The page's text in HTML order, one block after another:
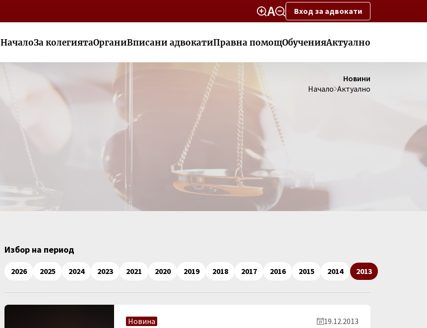
Вход за адвокати
НачалоЗа колегиятаОрганиВписани адвокатиПравна помощОбученияАктуално
Новини
Начало Актуално
Избор на период
2026 2025 2024 2023 2021 2020 2019 2018 2017 2016 2015 2014 2013
Новина 19.12.2013